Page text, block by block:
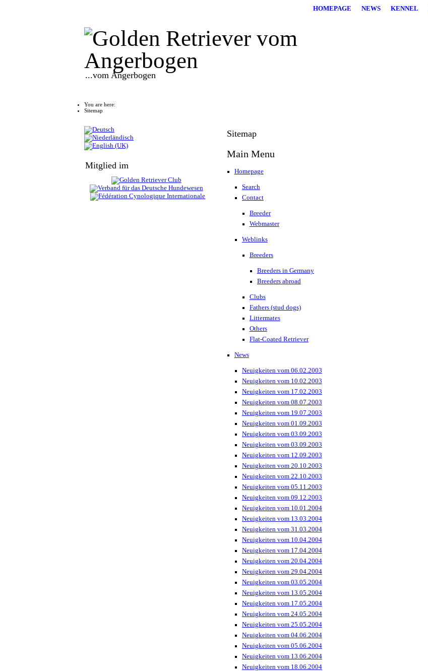
...vom Angerbogen
HOMEPAGE NEWS KENNEL
You are here:
Sitemap
Mitglied im
Sitemap
Main Menu
Homepage
Search
Contact
Breeder
Webmaster
Weblinks
Breeders
Breeders in Germany
Breeders abroad
Clubs
Fathers (stud dogs)
Littermates
Others
Flat-Coated Retriever
News
Neuigkeiten vom 06.02.2003
Neuigkeiten vom 10.02.2003
Neuigkeiten vom 17.02.2003
Neuigkeiten vom 08.07.2003
Neuigkeiten vom 19.07.2003
Neuigkeiten vom 01.09.2003
Neuigkeiten vom 03.09.2003
Neuigkeiten vom 03.09.2003
Neuigkeiten vom 12.09.2003
Neuigkeiten vom 20.10.2003
Neuigkeiten vom 22.10.2003
Neuigkeiten vom 05.11.2003
Neuigkeiten vom 09.12.2003
Neuigkeiten vom 10.01.2004
Neuigkeiten vom 13.03.2004
Neuigkeiten vom 31.03.2004
Neuigkeiten vom 10.04.2004
Neuigkeiten vom 17.04.2004
Neuigkeiten vom 20.04.2004
Neuigkeiten vom 29.04.2004
Neuigkeiten vom 03.05.2004
Neuigkeiten vom 13.05.2004
Neuigkeiten vom 17.05.2004
Neuigkeiten vom 24.05.2004
Neuigkeiten vom 25.05.2004
Neuigkeiten vom 04.06.2004
Neuigkeiten vom 05.06.2004
Neuigkeiten vom 13.06.2004
Neuigkeiten vom 18.06.2004